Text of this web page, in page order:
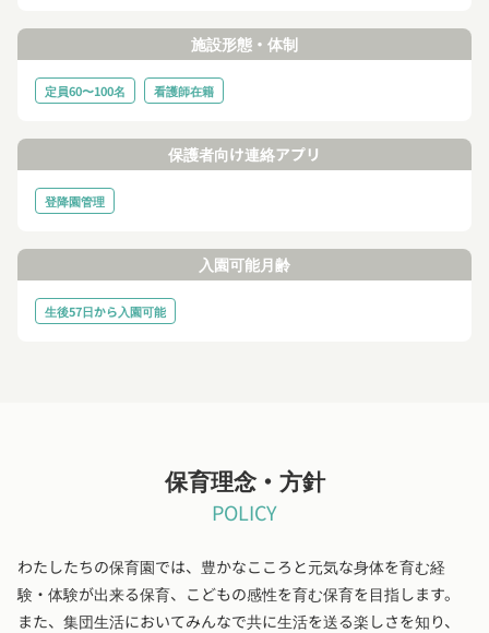
施設形態・体制
定員60〜100名 看護師在籍
保護者向け連絡アプリ
登降園管理
入園可能月齢
生後57日から入園可能
保育理念・方針
POLICY
わたしたちの保育園では、豊かなこころと元気な身体を育む経
験・体験が出来る保育、こどもの感性を育む保育を目指します。
また、集団生活においてみんなで共に生活を送る楽しさを知り、